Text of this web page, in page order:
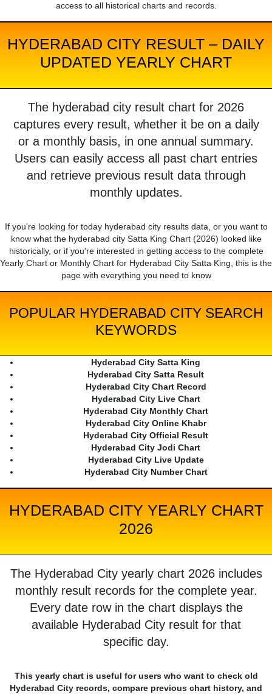
access to all historical charts and records.
HYDERABAD CITY RESULT – DAILY
UPDATED YEARLY CHART
The hyderabad city result chart for 2026
captures every result, whether it be on a daily
or a monthly basis, in one annual summary.
Users can easily access all past chart entries
and retrieve previous result data through
monthly updates.
If you're looking for today hyderabad city results data, or you want to
know what the hyderabad city Satta King Chart (2026) looked like
historically, or if you're interested in getting access to the complete
Yearly Chart or Monthly Chart for Hyderabad City Satta King, this is the
page with everything you need to know
POPULAR HYDERABAD CITY SEARCH
KEYWORDS
Hyderabad City Satta King
Hyderabad City Satta Result
Hyderabad City Chart Record
Hyderabad City Live Chart
Hyderabad City Monthly Chart
Hyderabad City Online Khabr
Hyderabad City Official Result
Hyderabad City Jodi Chart
Hyderabad City Live Update
Hyderabad City Number Chart
HYDERABAD CITY YEARLY CHART
2026
The Hyderabad City yearly chart 2026 includes
monthly result records for the complete year.
Every date row in the chart displays the
available Hyderabad City result for that
specific day.
This yearly chart is useful for users who want to check old
Hyderabad City records, compare previous chart history, and